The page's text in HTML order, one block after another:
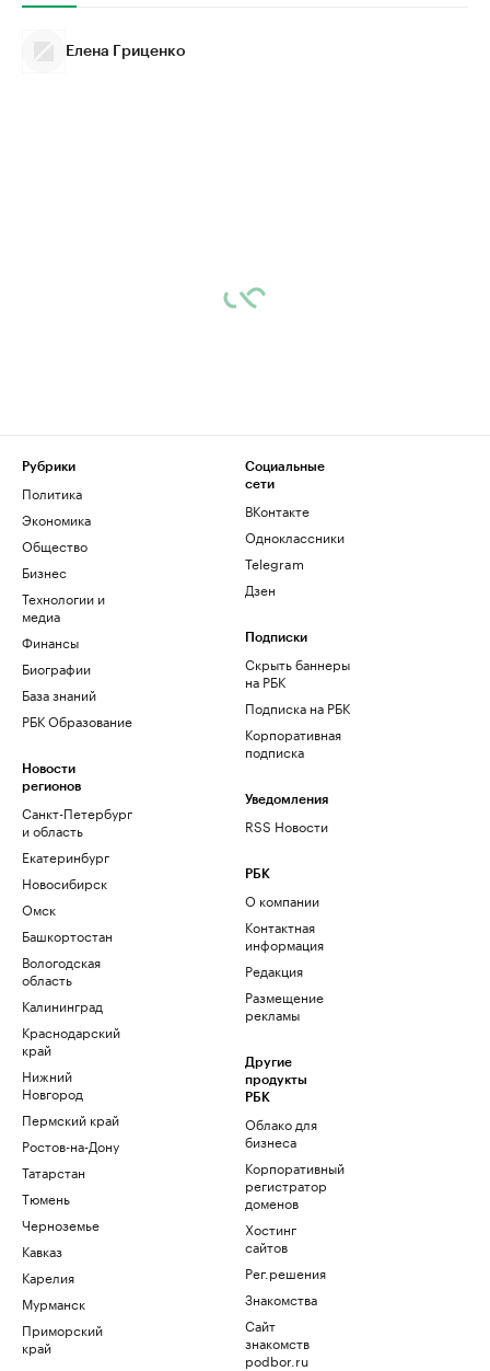
Елена Гриценко
Рубрики
Политика
Экономика
Общество
Бизнес
Технологии и
медиа
Финансы
Биографии
База знаний
РБК Образование
Новости
регионов
Санкт-Петербург
и область
Екатеринбург
Новосибирск
Омск
Башкортостан
Вологодская
область
Калининград
Краснодарский
край
Нижний
Новгород
Пермский край
Ростов-на-Дону
Татарстан
Тюмень
Черноземье
Кавказ
Карелия
Мурманск
Приморский
край
Социальные
сети
ВКонтакте
Одноклассники
Telegram
Дзен
Подписки
Скрыть баннеры
на РБК
Подписка на РБК
Корпоративная
подписка
Уведомления
RSS Новости
РБК
О компании
Контактная
информация
Редакция
Размещение
рекламы
Другие
продукты
РБК
Облако для
бизнеса
Корпоративный
регистратор
доменов
Хостинг
сайтов
Рег.решения
Знакомства
Сайт
знакомств
podbor.ru